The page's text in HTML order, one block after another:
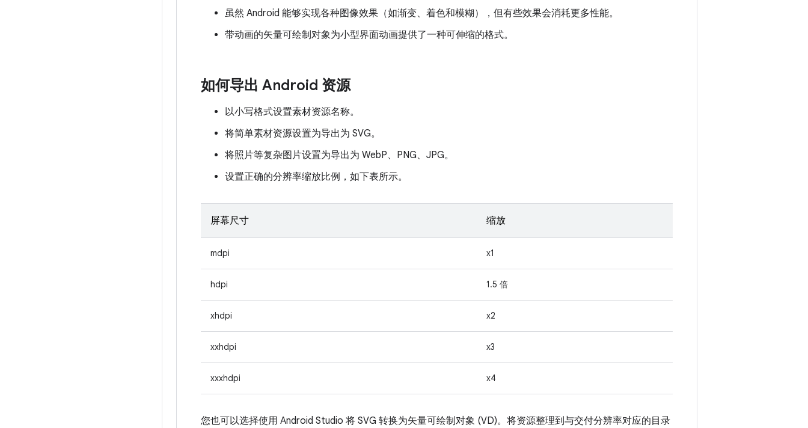
虽然 Android 能够实现各种图像效果（如渐变、着色和模糊），但有些效果会消耗更多性能。
带动画的矢量可绘制对象为小型界面动画提供了一种可伸缩的格式。
如何导出 Android 资源
以小写格式设置素材资源名称。
将简单素材资源设置为导出为 SVG。
将照片等复杂图片设置为导出为 WebP、PNG、JPG。
设置正确的分辨率缩放比例，如下表所示。
屏幕尺寸 缩放
mdpi x1
hdpi 1.5 倍
xhdpi x2
xxhdpi x3
xxxhdpi x4
您也可以选择使用 Android Studio 将 SVG 转换为矢量可绘制对象 (VD)。将资源整理到与交付分辨率对应的目录